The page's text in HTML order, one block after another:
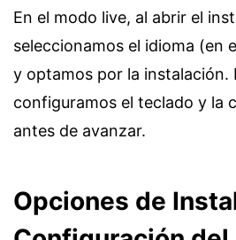
En el modo live, al abrir el
seleccionamos el idioma (en
y optamos por la instalación.
configuramos el teclado y la
antes de avanzar.
Opciones de